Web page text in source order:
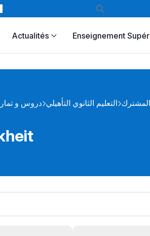
Actualités Enseignement
دروس و التعليم الثانوي التأهيلي